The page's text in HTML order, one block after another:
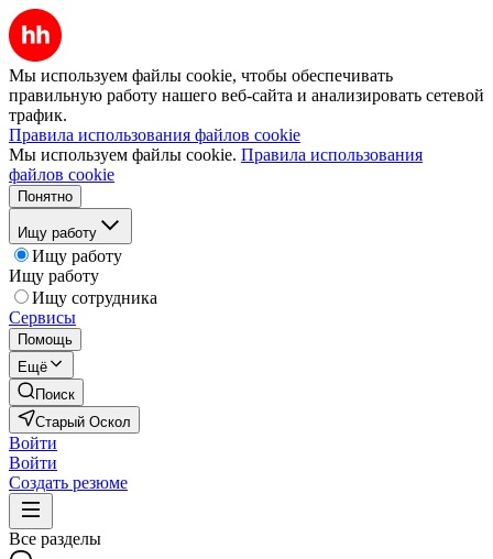
Мы используем файлы cookie, чтобы обеспечивать
правильную работу нашего веб-сайта и анализировать сетевой
трафик.
Правила использования файлов cookie
Мы используем файлы cookie. Правила использования
файлов cookie
Понятно
Ищу работу
Ищу работу
Ищу работу
Ищу сотрудника
Сервисы
Помощь
Ещё
Поиск
Старый Оскол
Войти
Войти
Создать резюме
Все разделы